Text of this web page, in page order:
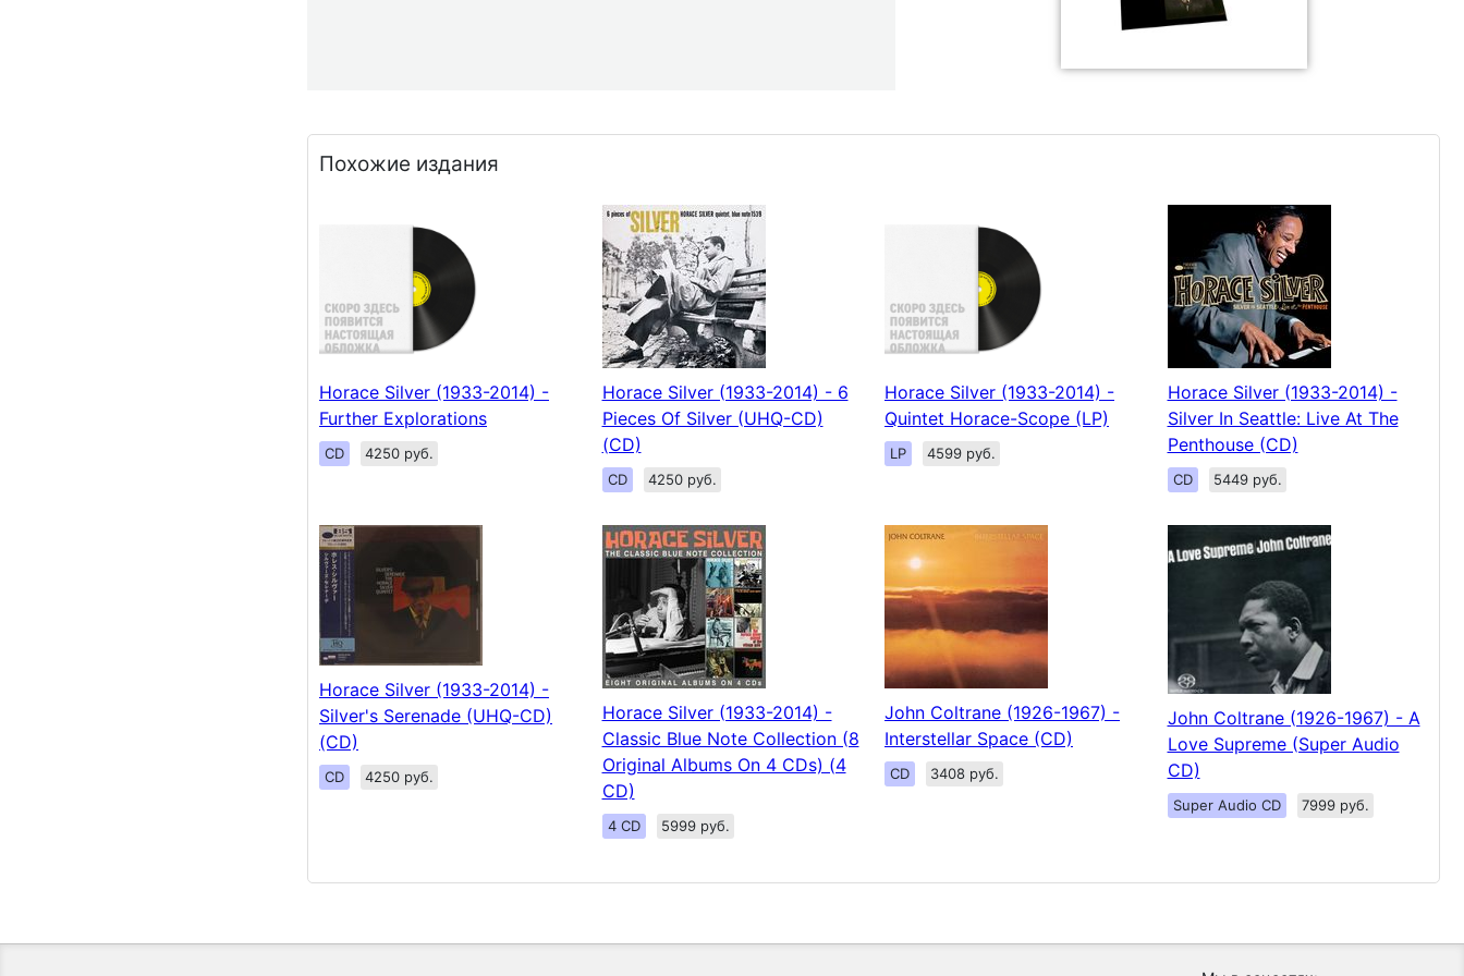
Похожие издания
Horace Silver (1933-2014) -
Further Explorations
CD 4250 руб.
Horace Silver (1933-2014) - 6
Pieces Of Silver (UHQ-CD)
(CD)
CD 4250 руб.
Horace Silver (1933-2014) -
Quintet Horace-Scope (LP)
LP 4599 руб.
Horace Silver (1933-2014) -
Silver In Seattle: Live At The
Penthouse (CD)
CD 5449 руб.
Horace Silver (1933-2014) -
Silver's Serenade (UHQ-CD)
(CD)
CD 4250 руб.
Horace Silver (1933-2014) -
Classic Blue Note Collection (8
Original Albums On 4 CDs) (4
CD)
4 CD 5999 руб.
John Coltrane (1926-1967) -
Interstellar Space (CD)
CD 3408 руб.
John Coltrane (1926-1967) - A
Love Supreme (Super Audio
CD)
Super Audio CD 7999 руб.